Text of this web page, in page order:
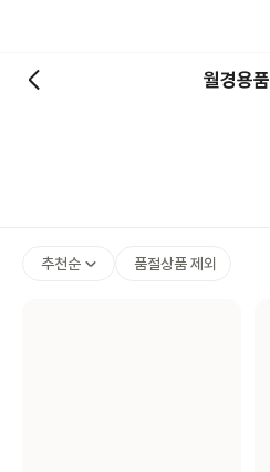
월경용품
추천순 품절상품 제외